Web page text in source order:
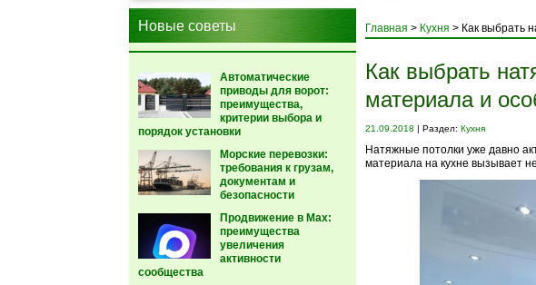
Новые советы
Автоматические
приводы для ворот:
преимущества,
критерии выбора и
порядок установки
Морские перевозки:
требования к грузам,
документам и
безопасности
Продвижение в Max:
преимущества
увеличения
активности
сообщества
Главная > Кухня > Как выбрать
Как выбрать
материала и
21.09.2018 | Раздел: Кухня
Натяжные потолки уже давно
материала на кухне вызывает